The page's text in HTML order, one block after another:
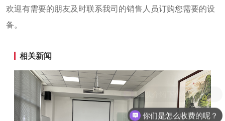
欢迎有需要的朋友及时联系我司的销售人员订购您需要的设
备。
相关新闻
你们是怎么收费的呢？